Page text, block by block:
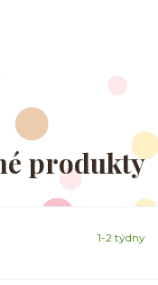
produkty
1-2 týdny